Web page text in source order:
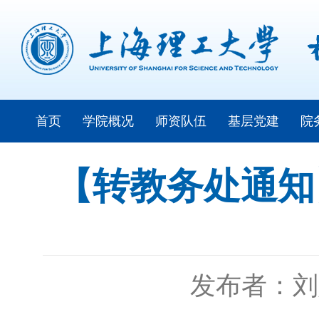
首页 学院概况 师资队伍 基层党建 院
【转教务处通
发布者：